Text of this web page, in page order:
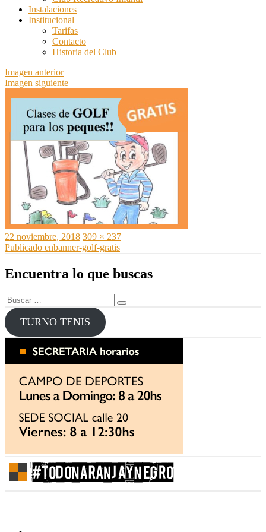
Instalaciones
Institucional
Tarifas
Contacto
Historia del Club
Imagen anterior
Imagen siguiente
Publicado
el
22 noviembre, 2018 Tamaño
completo
309 × 237
Navegación
de
entradas
Publicado enbanner-golf-gratis
Encuentra lo que buscas
Buscar
por:
Buscar
TURNO TENIS